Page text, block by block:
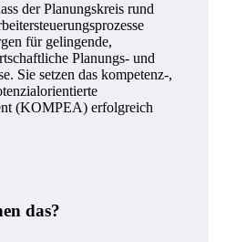
der Planungskreis rund
für gelingende,
Planungs- und
Sie setzen das kompetenz-,
(KOMPEA) erfolgreich
das?